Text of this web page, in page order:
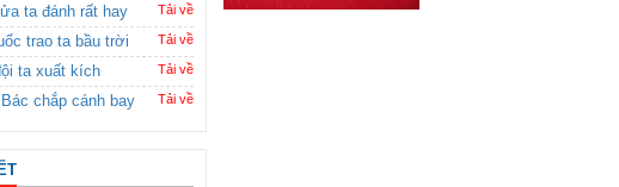
ta đánh rất hay Tải về
trao ta bầu trời Tải về
ta xuất kích Tải về
chắp cánh bay Tải về